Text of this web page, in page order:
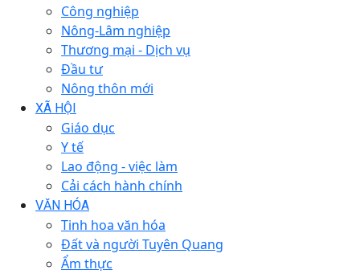
Công nghiệp
Nông-Lâm nghiệp
Thương mại - Dịch vụ
Đầu tư
Nông thôn mới
XÃ HỘI
Giáo dục
Y tế
Lao động - việc làm
Cải cách hành chính
VĂN HÓA
Tinh hoa văn hóa
Đất và người Tuyên Quang
Ẩm thực